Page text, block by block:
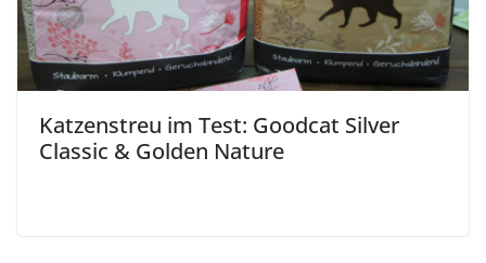
Katzenstreu im Test: Goodcat Silver
Classic & Golden Nature